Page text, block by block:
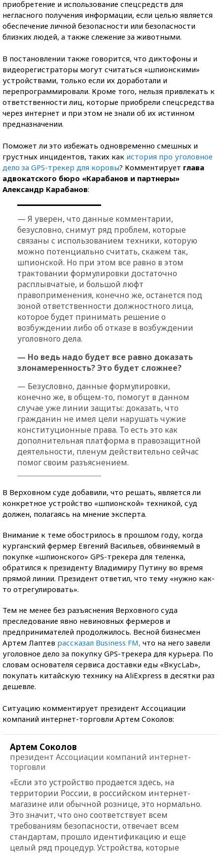
приобретение и использование спецсредств для
негласного получения информации, если целью является
обеспечение личной безопасности или безопасности
близких людей, а также слежение за животными.
В постановлении также говорится, что диктофоны и
видеорегистраторы могут считаться «шпионскими»
устройствами, только если их доработали и
перепрограммировали. Кроме того, нельзя привлекать к
ответственности лиц, которые приобрели спецсредства
через интернет и при этом не знали об их истинном
предназначении.
Поможет ли это избежать одновременно смешных и
грустных инцидентов, таких как история про уголовное
дело за GPS-трекер для коровы? Комментирует глава
адвокатского бюро «Карабанов и партнеры»
Александр Карабанов:
— Я уверен, что данные комментарии,
безусловно, снимут ряд проблем, которые
связаны с использованием техники, которую
можно потенциально считать, скажем так,
шпионской. Но при этом все равно в этом
трактовании формулировки достаточно
расплывчатые, и большой люфт
правоприменения, конечно же, останется под
зоной ответственности должностного лица,
которое будет принимать решение о
возбуждении либо об отказе в возбуждении
уголовного дела.
— Но ведь надо будет все равно доказать
злонамеренность? Это будет сложнее?
— Безусловно, данные формулировки,
конечно же, в общем-то, помогут в данном
случае уже линии защиты: доказать, что
гражданин не имел цели нарушать чужие
конституционные права. То есть это как
дополнительная платформа в правозащитной
деятельности, пленум действительно сейчас
помог своим разъяснением.
В Верховном суде добавили, что решать, является ли
конкретное устройство «шпионской» техникой, суд
должен, полагаясь на мнение эксперта.
Внимание к теме обострилось в прошлом году, когда
курганский фермер Евгений Васильев, обвиняемый в
покупке «шпионского» GPS-трекера для теленка,
обратился к президенту Владимиру Путину во время
прямой линии. Президент ответил, что тему «нужно как-
то отрегулировать».
Тем не менее без разъяснения Верховного суда
преследование явно невиновных фермеров и
предпринимателей продолжилось. Весной бизнесмен
Артем Лаптев рассказал Business FM, что на него завели
уголовное дело за покупку GPS-трекера для курьера. По
словам основателя сервиса доставки еды «ВкусLab»,
покупать китайскую технику на AliExpress в десятки раз
дешевле.
Ситуацию комментирует президент Ассоциации
компаний интернет-торговли Артем Соколов:
Артем Соколов
президент Ассоциации компаний интернет-
торговли
«Если это устройство продается здесь, на
территории России, в российском интернет-
магазине или обычной рознице, это нормально.
Это значит, что оно соответствует всем
требованиям безопасности, отвечает всем
стандартам, прошло идентификацию и еще
целый ряд процедур. Устройства, которые